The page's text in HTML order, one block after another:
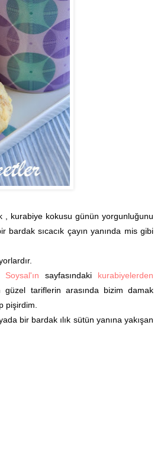
, kurabiye kokusu günün yorgunluğunu
sıcacık çayın yanında mis gibi
sayfasındaki kurabiyelerden
güzel tariflerin arasında bizim damak
pişirdim.
bir bardak ılık sütün yanına yakışan